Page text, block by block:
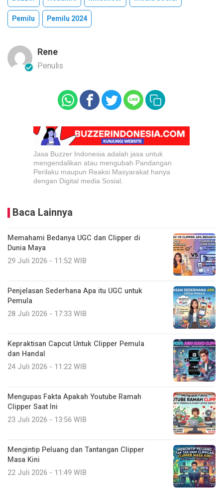
Pemilu
Pemilu 2024
Rene
Penulis
Jasa Buzzer Indonesia adalah jasa untuk
mengendalikan atau mengubah Pandangan
Perilaku maupun Reaksi Masyarakat hanya
dengan Digital media Sosial.
Baca Lainnya
Memahami Bedanya UGC dan Clipper di
Dunia Maya
29 Juli 2026 - 11:52 WIB
Penjelasan Sederhana Apa itu UGC untuk
Pemula
28 Juli 2026 - 17:33 WIB
Kepraktisan Capcut Untuk Clipper Pemula
dan Handal
24 Juli 2026 - 11:22 WIB
Mengupas Fakta Apakah Youtube Ramah
Clipper Saat Ini
23 Juli 2026 - 13:56 WIB
Mengintip Peluang dan Tantangan Clipper
Masa Kini
22 Juli 2026 - 11:49 WIB